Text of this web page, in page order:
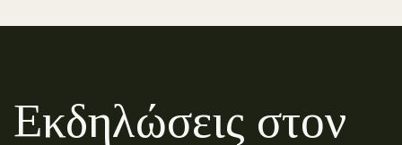
Εκδηλώσεις στον